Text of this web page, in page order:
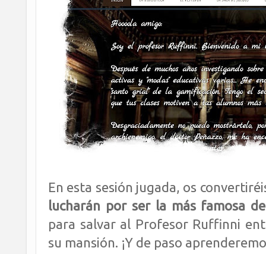
En esta sesión jugada, os
lucharán por ser la más famosa
para salvar al Profesor Ruffinni
su mansión. ¡Y de paso